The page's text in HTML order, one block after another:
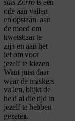
suis Zorro is een
ode aan vallen
en opstaan, aan
de moed om
kwetsbaar te
zijn en aan het
lef om voor
jezelf te kiezen.
Want juist daar
waar de maskers
vallen, blijkt de
held al die tijd in
jezelf te hebben
gezeten.